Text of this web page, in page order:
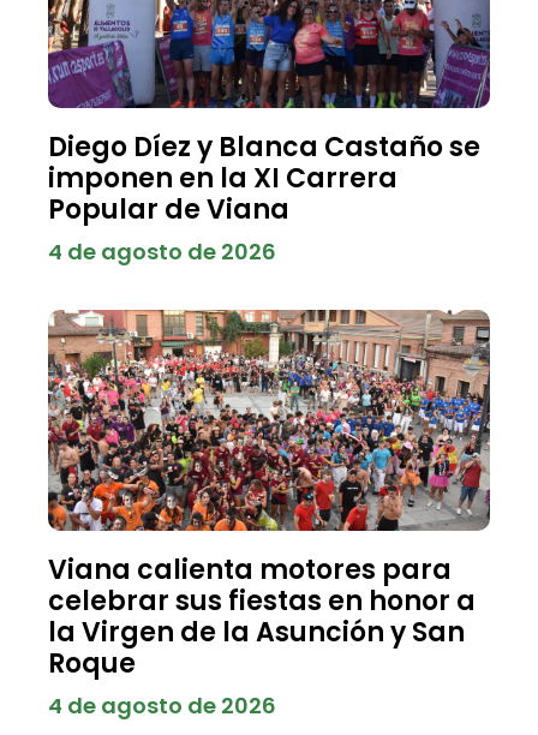
Diego Díez y Blanca Castaño se
imponen en la XI Carrera
Popular de Viana
4 de agosto de 2026
Viana calienta motores para
celebrar sus fiestas en honor a
la Virgen de la Asunción y San
Roque
4 de agosto de 2026